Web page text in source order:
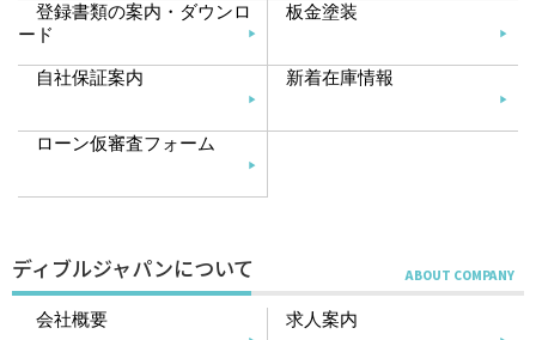
登録書類の案内・ダウンロ
ード
板金塗装
自社保証案内 新着在庫情報
ローン仮審査フォーム
ディブルジャパンについて
会社概要 求人案内